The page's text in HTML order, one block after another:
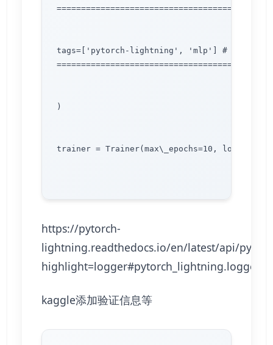
=======================================
tags=['pytorch-lightning', 'mlp'] #
)
trainer = Trainer(max\_epochs=10,
https://pytorch-
lightning.readthedocs.io/en/latest/api/
kaggle添加验证信息等